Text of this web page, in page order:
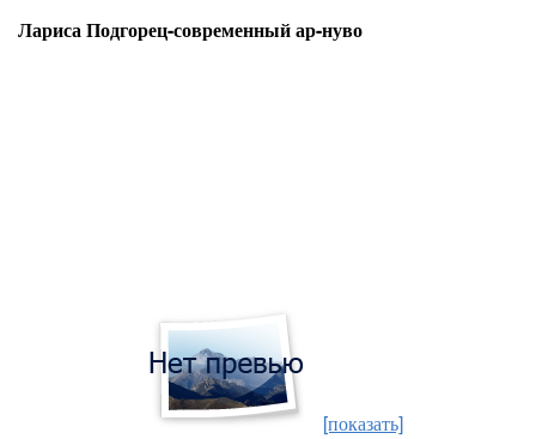
Лариса Подгорец-современный ар-нуво
[показать]